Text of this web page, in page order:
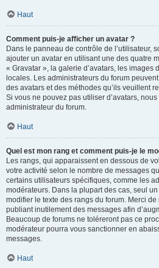
Haut
Comment puis-je afficher un avatar ?
Dans le panneau de contrôle de l’utilisateur,
ajouter un avatar en utilisant une des quatre
« Gravatar », la galerie d’avatars, les images
locales. Les administrateurs du forum
des avatars et des méthodes qu’ils veuillent
Si vous ne pouvez pas utiliser d’avatars,
administrateur du forum.
Haut
Quel est mon rang et comment puis-je le
Les rangs, qui apparaissent en dessous de
votre activité selon le nombre de messages
certains utilisateurs spécifiques, comme les
modérateurs. Dans la plupart des cas, seul
modifier le texte des rangs du forum. Merci
publiant inutilement des messages afin
Beaucoup de forums ne toléreront pas ce
modérateur pourra vous sanctionner en
messages.
Haut